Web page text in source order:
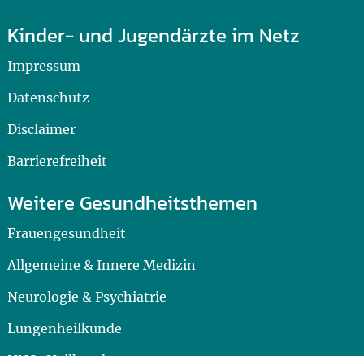
Kinder- und Jugendärzte im Netz
Impressum
Datenschutz
Disclaimer
Barrierefreiheit
Weitere Gesundheitsthemen
Frauengesundheit
Allgemeine & Innere Medizin
Neurologie & Psychiatrie
Lungenheilkunde